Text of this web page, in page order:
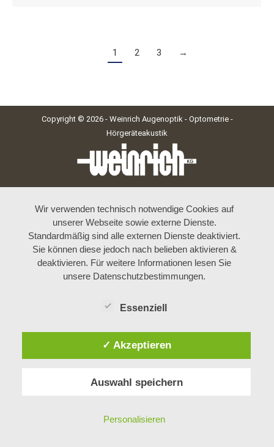
1 2 3 →
Copyright © 2026 - Weinrich Augenoptik - Optometrie -
Hörgeräteakustik
Wir verwenden technisch notwendige Cookies auf
unserer Webseite sowie externe Dienste.
Standardmäßig sind alle externen Dienste deaktiviert.
Sie können diese jedoch nach belieben aktivieren &
deaktivieren. Für weitere Informationen lesen Sie
unsere Datenschutzbestimmungen.
Essenziell
✓ Akzeptieren
Auswahl speichern
Personalisieren